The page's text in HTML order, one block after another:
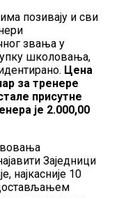
позивају и сви
звања у
школовања,
Цена
за тренере
присутне
је 2.000,00
Заједници
најкасније 10